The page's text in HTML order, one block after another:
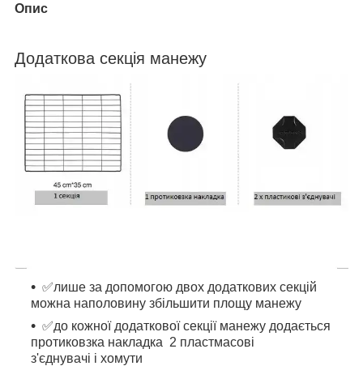
Опис
Додаткова секція манежу
✅лише за допомогою двох додаткових секцій
можна наполовину збільшити площу манежу
✅до кожної додаткової секції манежу додається
протиковзка накладка 2 пластмасові
з'єднувачі і хомути